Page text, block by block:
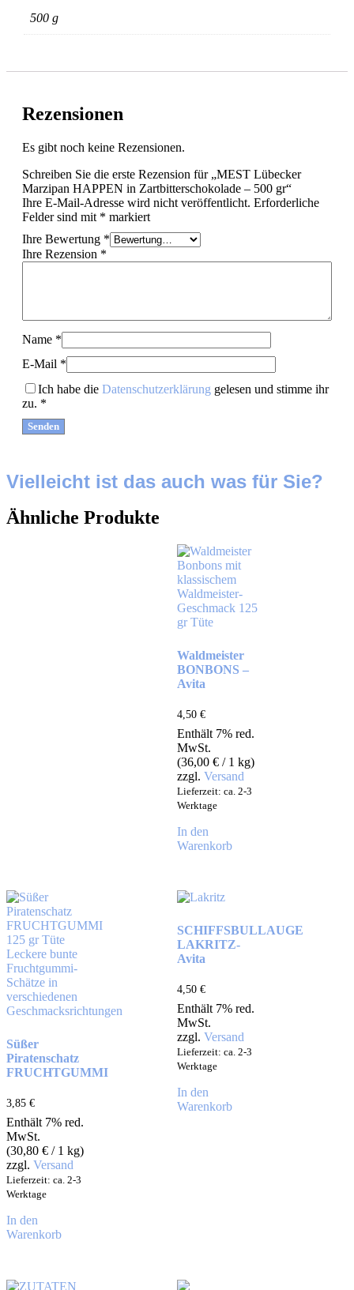
500 g
Rezensionen
Es gibt noch keine Rezensionen.
Schreiben Sie die erste Rezension für „MEST Lübecker
Marzipan HAPPEN in Zartbitterschokolade – 500 gr“
Ihre E-Mail-Adresse wird nicht veröffentlicht. Erforderliche
Felder sind mit * markiert
Ihre Bewertung *
Ihre Rezension *
Name *
E-Mail *
Ich habe die Datenschutzerklärung gelesen und stimme ihr
zu. *
Vielleicht ist das auch was für Sie?
Ähnliche Produkte
Waldmeister
BONBONS –
Avita
4,50 €
Enthält 7% red.
MwSt.
(36,00 € / 1 kg)
zzgl. Versand
Lieferzeit: ca. 2-3
Werktage
In den
Warenkorb
Süßer
Piratenschatz
FRUCHTGUMMI
3,85 €
Enthält 7% red.
MwSt.
(30,80 € / 1 kg)
zzgl. Versand
Lieferzeit: ca. 2-3
Werktage
In den
Warenkorb
SCHIFFSBULLAUGE
LAKRITZ-
Avita
4,50 €
Enthält 7% red.
MwSt.
zzgl. Versand
Lieferzeit: ca. 2-3
Werktage
In den
Warenkorb